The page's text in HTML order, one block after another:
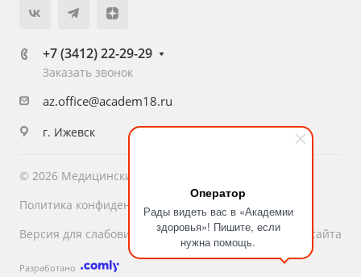
Оператор
Рады видеть вас в «Академии
здоровья»! Пишите, если
нужна помощь.
+7 (3412) 22-29-29
Заказать звонок
az.office@academ18.ru
г. Ижевск
© 2026 Медицинский центр «Академия Здоровья»
Политика конфиденциальности
Версия для слабовидящих
Карта сайта
Разработано